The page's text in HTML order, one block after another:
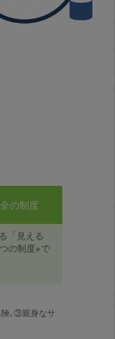
の制度
「見える
の制度※で
､③親身なサ